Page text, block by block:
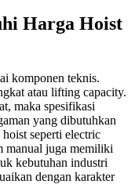
Harga Hoist
komponen teknis.
atau lifting capacity.
maka spesifikasi
yang dibutuhkan
seperti electric
manual juga memiliki
kebutuhan industri
dengan karakter